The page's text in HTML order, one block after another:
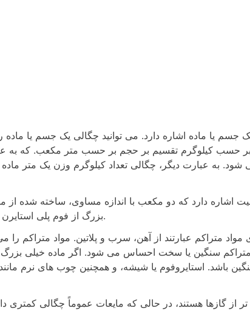
جسم یا ماده اشاره دارد. می توانید چگالی یک جسم یا ماده
حسب کیلوگرم تقسیم بر حجم بر حسب متر مکعب. که به
شود. به عبارت دیگر، چگالی تعداد کیلوگرم وزن یک متر
اشاره دارد که دو مکعب با اندازه مساوی، ساخته شده
بزرگ از فوم پلی استایرن ممکن است به وزن یک مکعب کوچک سرب باشد.
مواد متراکم عبارتند از آهن، سرب و پلاتین. مواد متراکم
متراکم سنگین یا سخت احساس می شود. اگر ماده خیلی
باشد. استایروفوم یا شیشه، و همچنین چوب های نرم مانند
از گازها هستند، در حالی که مایعات عموماً چگالی کمتری